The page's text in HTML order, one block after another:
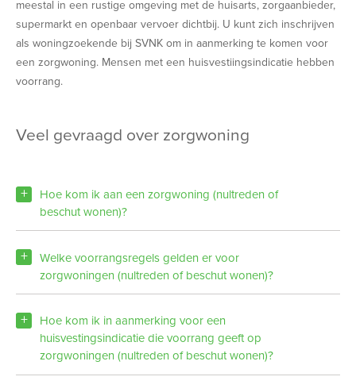
meestal in een rustige omgeving met de huisarts, zorgaanbieder,
supermarkt en openbaar vervoer dichtbij. U kunt zich inschrijven
als woningzoekende bij SVNK om in aanmerking te komen voor
een zorgwoning. Mensen met een huisvestiingsindicatie hebben
voorrang.
veel gevraagd over zorgwoning
Hoe kom ik aan een zorgwoning (nultreden of
beschut wonen)?
Welke voorrangsregels gelden er voor
zorgwoningen (nultreden of beschut wonen)?
Hoe kom ik in aanmerking voor een
huisvestingsindicatie die voorrang geeft op
zorgwoningen (nultreden of beschut wonen)?